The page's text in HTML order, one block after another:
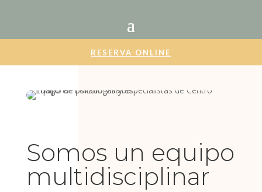
RESERVA ONLINE
Somos un equipo
multidisciplinar